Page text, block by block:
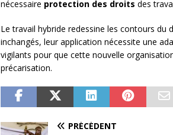
nécessaire protection des droits des
Le travail hybride redessine les contours
inchangés, leur application nécessite une
vigilants pour que cette nouvelle
précarisation.
PRÉCÉDENT